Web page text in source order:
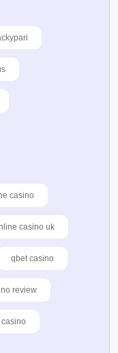
casino
casino uk
qbet casino
review